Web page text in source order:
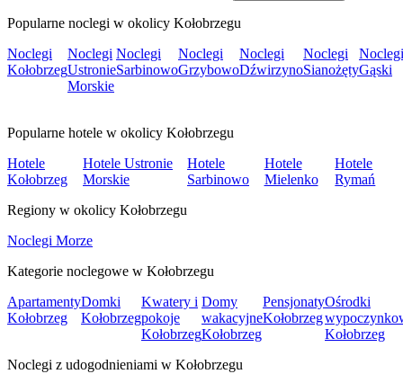
Popularne noclegi w okolicy Kołobrzegu
Noclegi
Kołobrzeg
Noclegi
Ustronie
Morskie
Noclegi
Sarbinowo
Noclegi
Grzybowo
Noclegi
Dźwirzyno
Noclegi
Sianożęty
Noclegi
Gąski
Popularne hotele w okolicy Kołobrzegu
Hotele
Kołobrzeg
Hotele Ustronie
Morskie
Hotele
Sarbinowo
Hotele
Mielenko
Hotele
Rymań
Regiony w okolicy Kołobrzegu
Noclegi Morze
Kategorie noclegowe w Kołobrzegu
Apartamenty
Kołobrzeg
Domki
Kołobrzeg
Kwatery i
pokoje
Kołobrzeg
Domy
wakacyjne
Kołobrzeg
Pensjonaty
Kołobrzeg
Ośrodki
Kołobrzeg
Noclegi z udogodnieniami w Kołobrzegu